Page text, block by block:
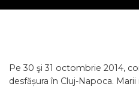
Pe 30 şi 31 octombrie 2014,
desfășura în Cluj-Napoca.